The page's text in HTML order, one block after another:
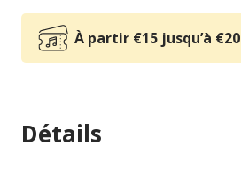
À partir €15 jusqu’à €20
Détails